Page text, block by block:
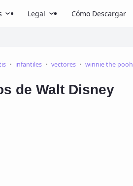
Legal Cómo Descargar
infantiles vectores winnie the pooh
de Walt Disney